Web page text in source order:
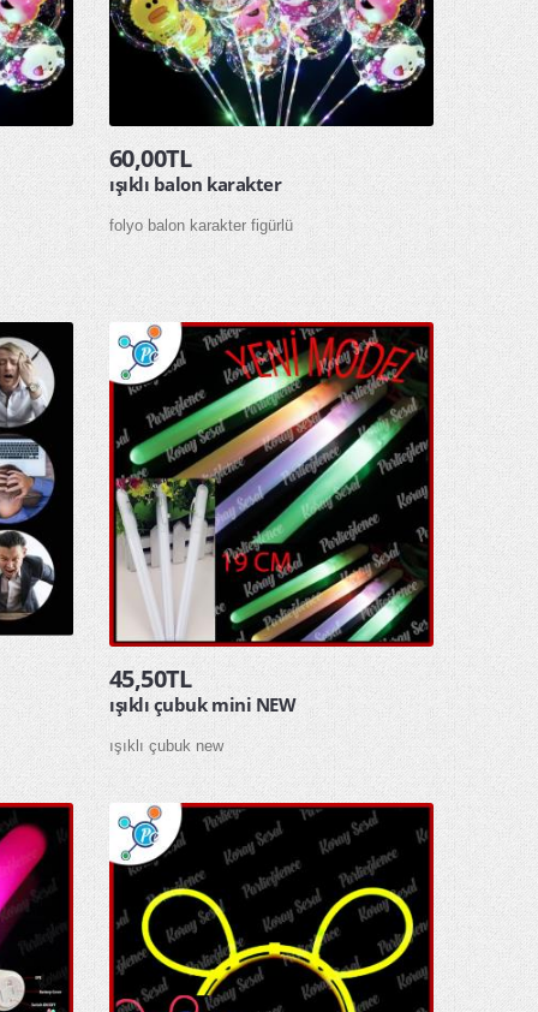
60,00TL
ışıklı balon karakter
folyo balon karakter figürlü
45,50TL
ışıklı çubuk mini NEW
ışıklı çubuk new